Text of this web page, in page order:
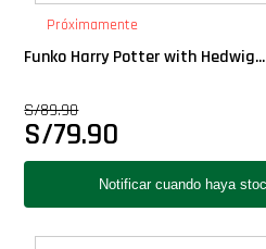
Próximamente
Funko Harry Potter with Hedwig...
S/89.90
S/79.90